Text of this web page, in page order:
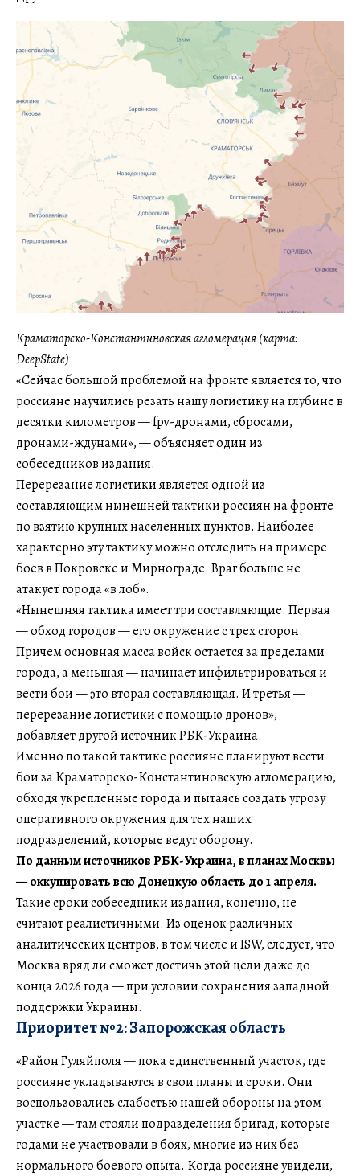
Краматорско-Константиновская агломерация (карта:
DeepState)
«Сейчас большой проблемой на фронте является то, что
россияне научились резать нашу логистику на глубине в
десятки километров — fpv-дронами, сбросами,
дронами-ждунами», — объясняет один из
собеседников издания.
Перерезание логистики является одной из
составляющим нынешней тактики россиян на фронте
по взятию крупных населенных пунктов. Наиболее
характерно эту тактику можно отследить на примере
боев в Покровске и Мирнограде. Враг больше не
атакует города «в лоб».
«Нынешняя тактика имеет три составляющие. Первая
— обход городов — его окружение с трех сторон.
Причем основная масса войск остается за пределами
города, а меньшая — начинает инфильтрироваться и
вести бои — это вторая составляющая. И третья —
перерезание логистики с помощью дронов», —
добавляет другой источник РБК-Украина.
Именно по такой тактике россияне планируют вести
бои за Краматорско-Константиновскую агломерацию,
обходя укрепленные города и пытаясь создать угрозу
оперативного окружения для тех наших
подразделений, которые ведут оборону.
По данным источников РБК-Украина, в планах Москвы
— оккупировать всю Донецкую область до 1 апреля.
Такие сроки собеседники издания, конечно, не
считают реалистичными. Из оценок различных
аналитических центров, в том числе и ISW, следует, что
Москва вряд ли сможет достичь этой цели даже до
конца 2026 года — при условии сохранения западной
поддержки Украины.
Приоритет №2: Запорожская область
«Район Гуляйполя — пока единственный участок, где
россияне укладываются в свои планы и сроки. Они
воспользовались слабостью нашей обороны на этом
участке — там стояли подразделения бригад, которые
годами не участвовали в боях, многие из них без
нормального боевого опыта. Когда россияне увидели,